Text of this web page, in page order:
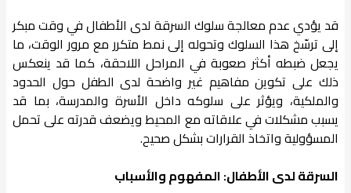
قد يؤدي عدم معالجة سلوك السرقة لدى الأطفال في وقت مبكر
إلى ترسّخ هذا السلوك وتحوله إلى نمط متكرر مع مرور الوقت، ما
يجعل ضبطه أكثر صعوبة في المراحل اللاحقة، كما قد ينعكس
ذلك على تكوين مفاهيم غير واضحة لدى الطفل حول الحدود
والملكية، ويؤثر على سلوكه داخل الأسرة والمدرسة، بما قد
يسبب مشكلات في علاقاته مع المحيط ويضعف قدرته على تحمل
المسؤولية واتخاذ القرارات بشكل صحيح.
السرقة لدى الأطفال: المفهوم والأسباب